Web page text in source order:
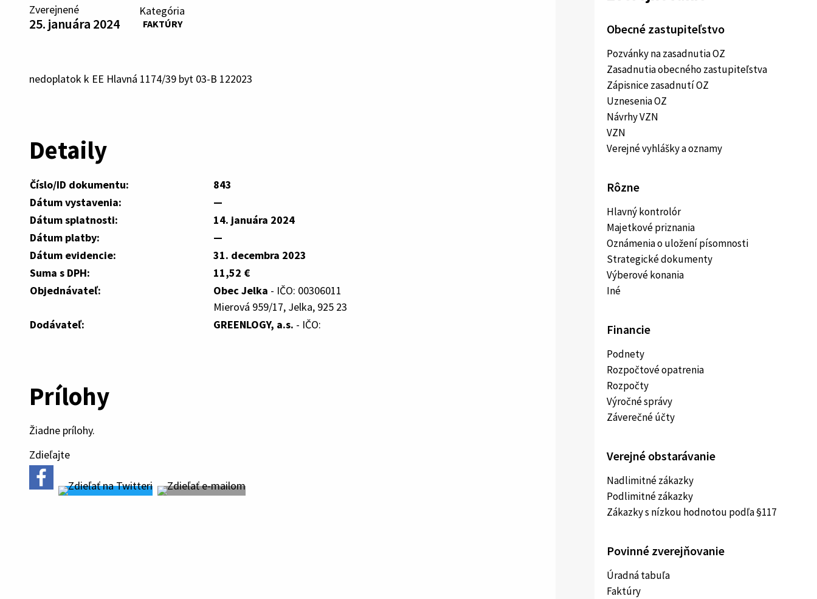
Zverejnené
25. januára 2024
Kategória
FAKTÚRY
nedoplatok k EE Hlavná 1174/39 byt 03-B 122023
Detaily
Číslo/ID dokumentu:
843
Dátum vystavenia:
—
Dátum splatnosti:
14. januára 2024
Dátum platby:
—
Dátum evidencie:
31. decembra 2023
Suma s DPH:
11,52 €
Objednávateľ:
Obec Jelka - IČO: 00306011
Mierová 959/17, Jelka, 925 23
Dodávateľ:
GREENLOGY, a.s. - IČO:
Prílohy
Žiadne prílohy.
Zdieľajte
Obecné zastupiteľstvo
Pozvánky na zasadnutia OZ
Zasadnutia obecného zastupiteľstva
Zápisnice zasadnutí OZ
Uznesenia OZ
Návrhy VZN
VZN
Verejné vyhlášky a oznamy
Rôzne
Hlavný kontrolór
Majetkové priznania
Oznámenia o uložení písomnosti
Strategické dokumenty
Výberové konania
Iné
Financie
Podnety
Rozpočtové opatrenia
Rozpočty
Výročné správy
Záverečné účty
Verejné obstarávanie
Nadlimitné zákazky
Podlimitné zákazky
Zákazky s nízkou hodnotou podľa §117
Povinné zverejňovanie
Úradná tabuľa
Faktúry